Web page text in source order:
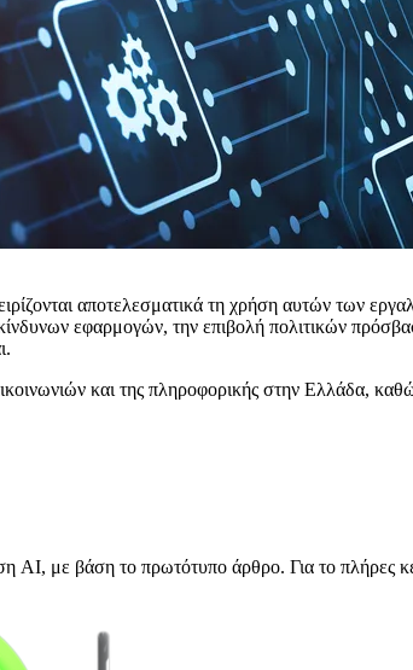
αποτελεσματικά τη χρήση αυτών των
εφαρμογών, την επιβολή πολιτικών
και της πληροφορικής στην Ελλάδα,
με βάση το πρωτότυπο άρθρο. Για το πλήρες